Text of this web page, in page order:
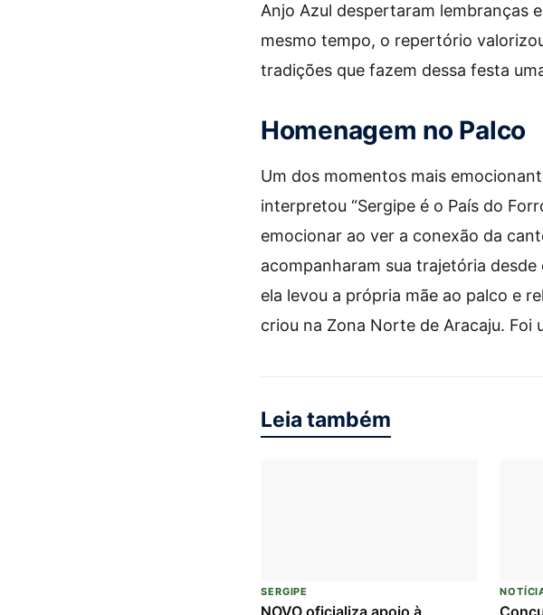
Anjo Azul despertaram lembranças
mesmo tempo, o repertório
tradições que fazem dessa festa
Homenagem no Palco
Um dos momentos mais
interpretou “Sergipe é o País do
emocionar ao ver a conexão da
acompanharam sua trajetória
ela levou a própria mãe ao palco e
criou na Zona Norte de Aracaju.
Leia também
SERGIPE